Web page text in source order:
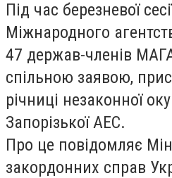
Під час березневої
Міжнародного
47 держав-членів
спільною заявою,
річниці незаконної
Запорізької АЕС.
Про це повідомляє
закордонних справ